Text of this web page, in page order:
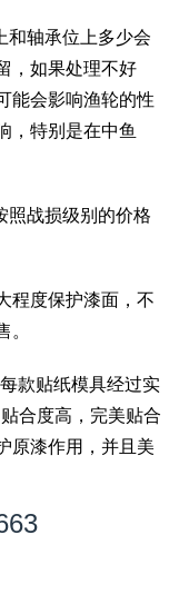
和轴承位上多少会
，如果处理不好
能会影响渔轮的性
，特别是在中鱼
照战损级别的价格
程度保护漆面，不
。
款贴纸模具经过实
合度高，完美贴合
原漆作用，并且美